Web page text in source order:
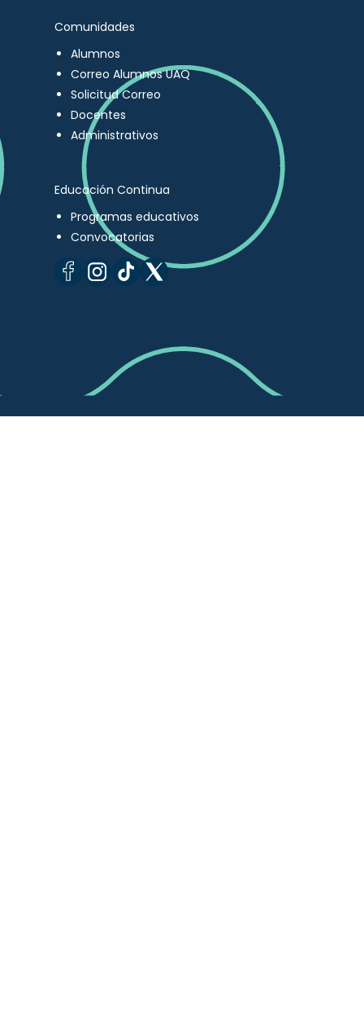
Comunidades
Alumnos
Correo Alumnos UAQ
Solicitud Correo
Docentes
Administrativos
Educación Continua
Programas educativos
Convocatorias